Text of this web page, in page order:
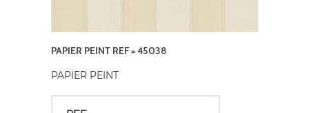
PAPIER PEINT REF = 45038
PAPIER PEINT